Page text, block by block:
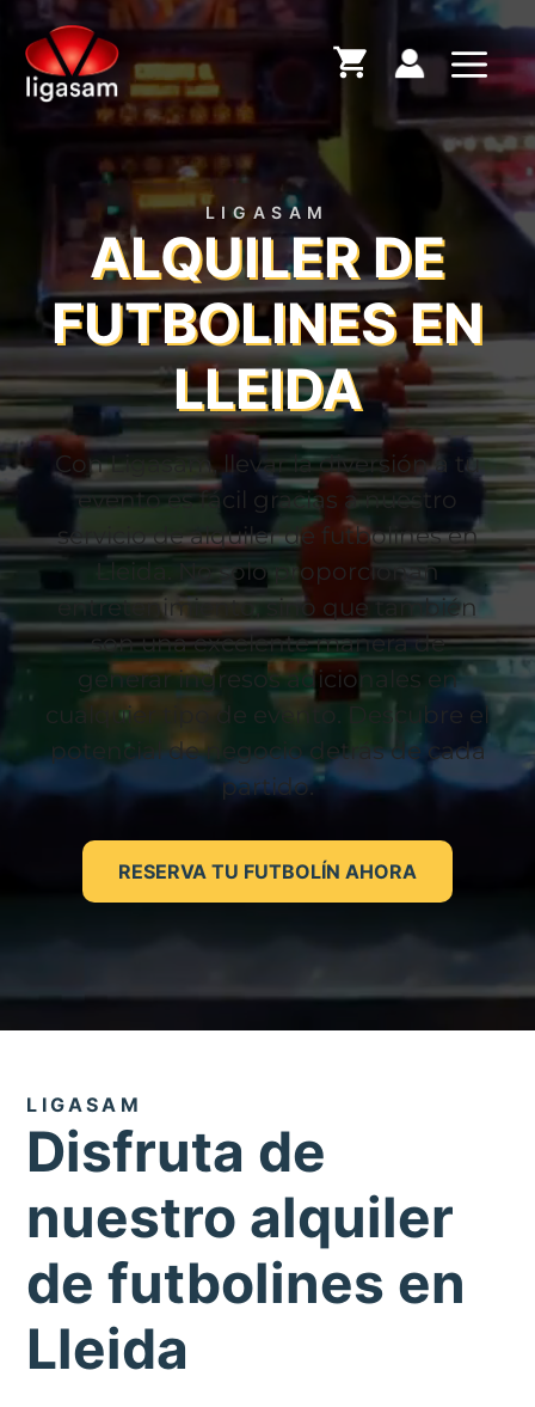
Saltar
contenido
Menú
LIGASAM
ALQUILER DE
FUTBOLINES EN
LLEIDA
Con Ligasam, llevar la diversión a tu
evento es fácil gracias a nuestro
servicio de alquiler de futbolines en
Lleida. No solo proporcionan
entretenimiento, sino que también
son una excelente manera de
generar ingresos adicionales en
cualquier tipo de evento. Descubre el
potencial de negocio detrás de cada
partido.
RESERVA TU FUTBOLÍN AHORA
LIGASAM
Disfruta de
nuestro alquiler
de futbolines en
Lleida